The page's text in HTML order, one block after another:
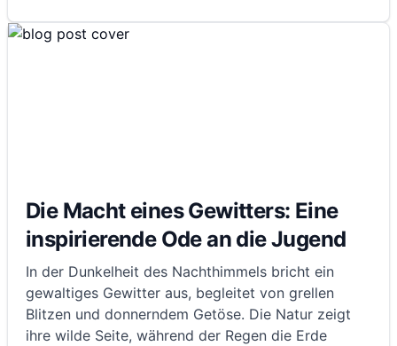
Die Macht eines Gewitters: Eine
inspirierende Ode an die Jugend
In der Dunkelheit des Nachthimmels bricht ein
gewaltiges Gewitter aus, begleitet von grellen
Blitzen und donnerndem Getöse. Die Natur zeigt
ihre wilde Seite, während der Regen die Erde